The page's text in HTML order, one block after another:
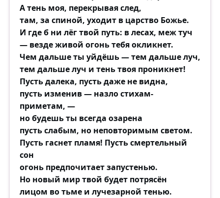
А тень моя, перекрывая след,
там, за спиной, уходит в царство Божье.
И где б ни лёг твой путь: в лесах, меж туч
— везде живой огонь тебя окликнет.
Чем дальше ты уйдёшь — тем дальше луч,
тем дальше луч и тень твоя проникнет!
Пусть далека, пусть даже не видна,
пусть изменив — назло стихам-
приметам, —
но будешь ты всегда озарена
пусть слабым, но неповторимым светом.
Пусть гаснет пламя! Пусть смертельный
сон
огонь предпочитает запустенью.
Но новый мир твой будет потрясён
лицом во тьме и лучезарной тенью.